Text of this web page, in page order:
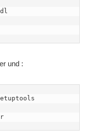
und :